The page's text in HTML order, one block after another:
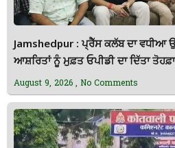
Jamshedpur : ਪ੍ਰੈੱਸ ਕਲੱਬ ਦਾ ਵਧੀਆ
ਆਸ਼ਰਿਤਾਂ ਨੂੰ ਮੁਫ਼ਤ ਓਪੀਡੀ ਦਾ ਦਿੱਤਾ ਤੋਹਫ਼ਾ
August 9, 2026 No Comments